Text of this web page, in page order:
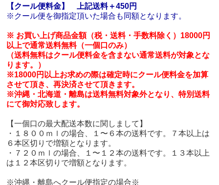
【クール便料金】
上記送料＋450円
※クール便を御指定頂いた場合も同額となります。
※ お買い上げ商品金額（税・送料・手数料除く）18000円
以上で通常送料無料（一個口のみ）
（送料無料はクール便料金を含まない通常送料が対象とな
ります。）
※18000円以上お求めの際は確定時にクール便料金を加算
させて頂き、再決済させて頂きます。
※沖縄・北海道・離島は送料無料対象外となり、特別送料
にて御対応致します。
【一個口の最大配送本数に関しまして】
・１８００ｍｌの場合、１〜６本の送料です。７本以上は
６本区切りで増額となります。
・７２０ｍｌの場合、１〜１２本の送料です。１３本以上
は１２本区切りで増額となります。
※沖縄・離島へクール便指定の場合※